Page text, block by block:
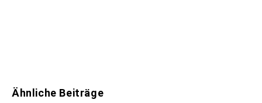
Ähnliche Beiträge